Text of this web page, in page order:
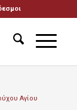
Αγίου